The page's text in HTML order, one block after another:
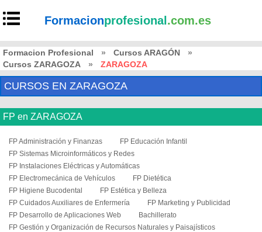
Formacionprofesional .com.es
Formacion Profesional » Cursos ARAGÓN
»
Cursos ZARAGOZA
» ZARAGOZA
CURSOS EN ZARAGOZA
FP en ZARAGOZA
FP Administración y Finanzas
FP Educación Infantil
FP Sistemas Microinformáticos y Redes
FP Instalaciones Eléctricas y Automáticas
FP Electromecánica de Vehículos
FP Dietética
FP Higiene Bucodental
FP Estética y Belleza
FP Cuidados Auxiliares de Enfermería
FP Marketing y Publicidad
FP Desarrollo de Aplicaciones Web
Bachillerato
FP Gestión y Organización de Recursos Naturales y Paisajísticos